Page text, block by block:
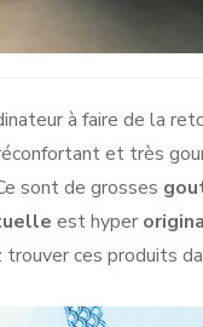
à faire de la
et très
sont de grosses
est hyper
trouver ces produits